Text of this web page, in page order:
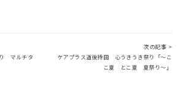
マルチタ
次の記事 >
ケアプラス道後持田 心うきうき祭り「～こ
こ夏 とこ夏 夏祭り～」